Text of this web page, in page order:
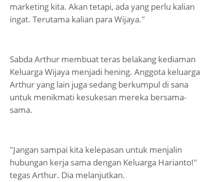
marketing kita. Akan tetapi, ada yang perlu kalian
ingat. Terutama kalian para Wijaya."
Sabda Arthur membuat teras belakang kediaman
Keluarga Wijaya menjadi hening. Anggota keluarga
Arthur yang lain juga sedang berkumpul di sana
untuk menikmati kesukesan mereka bersama-
sama.
"Jangan sampai kita kelepasan untuk menjalin
hubungan kerja sama dengan Keluarga Harianto!"
tegas Arthur. Dia melanjutkan.